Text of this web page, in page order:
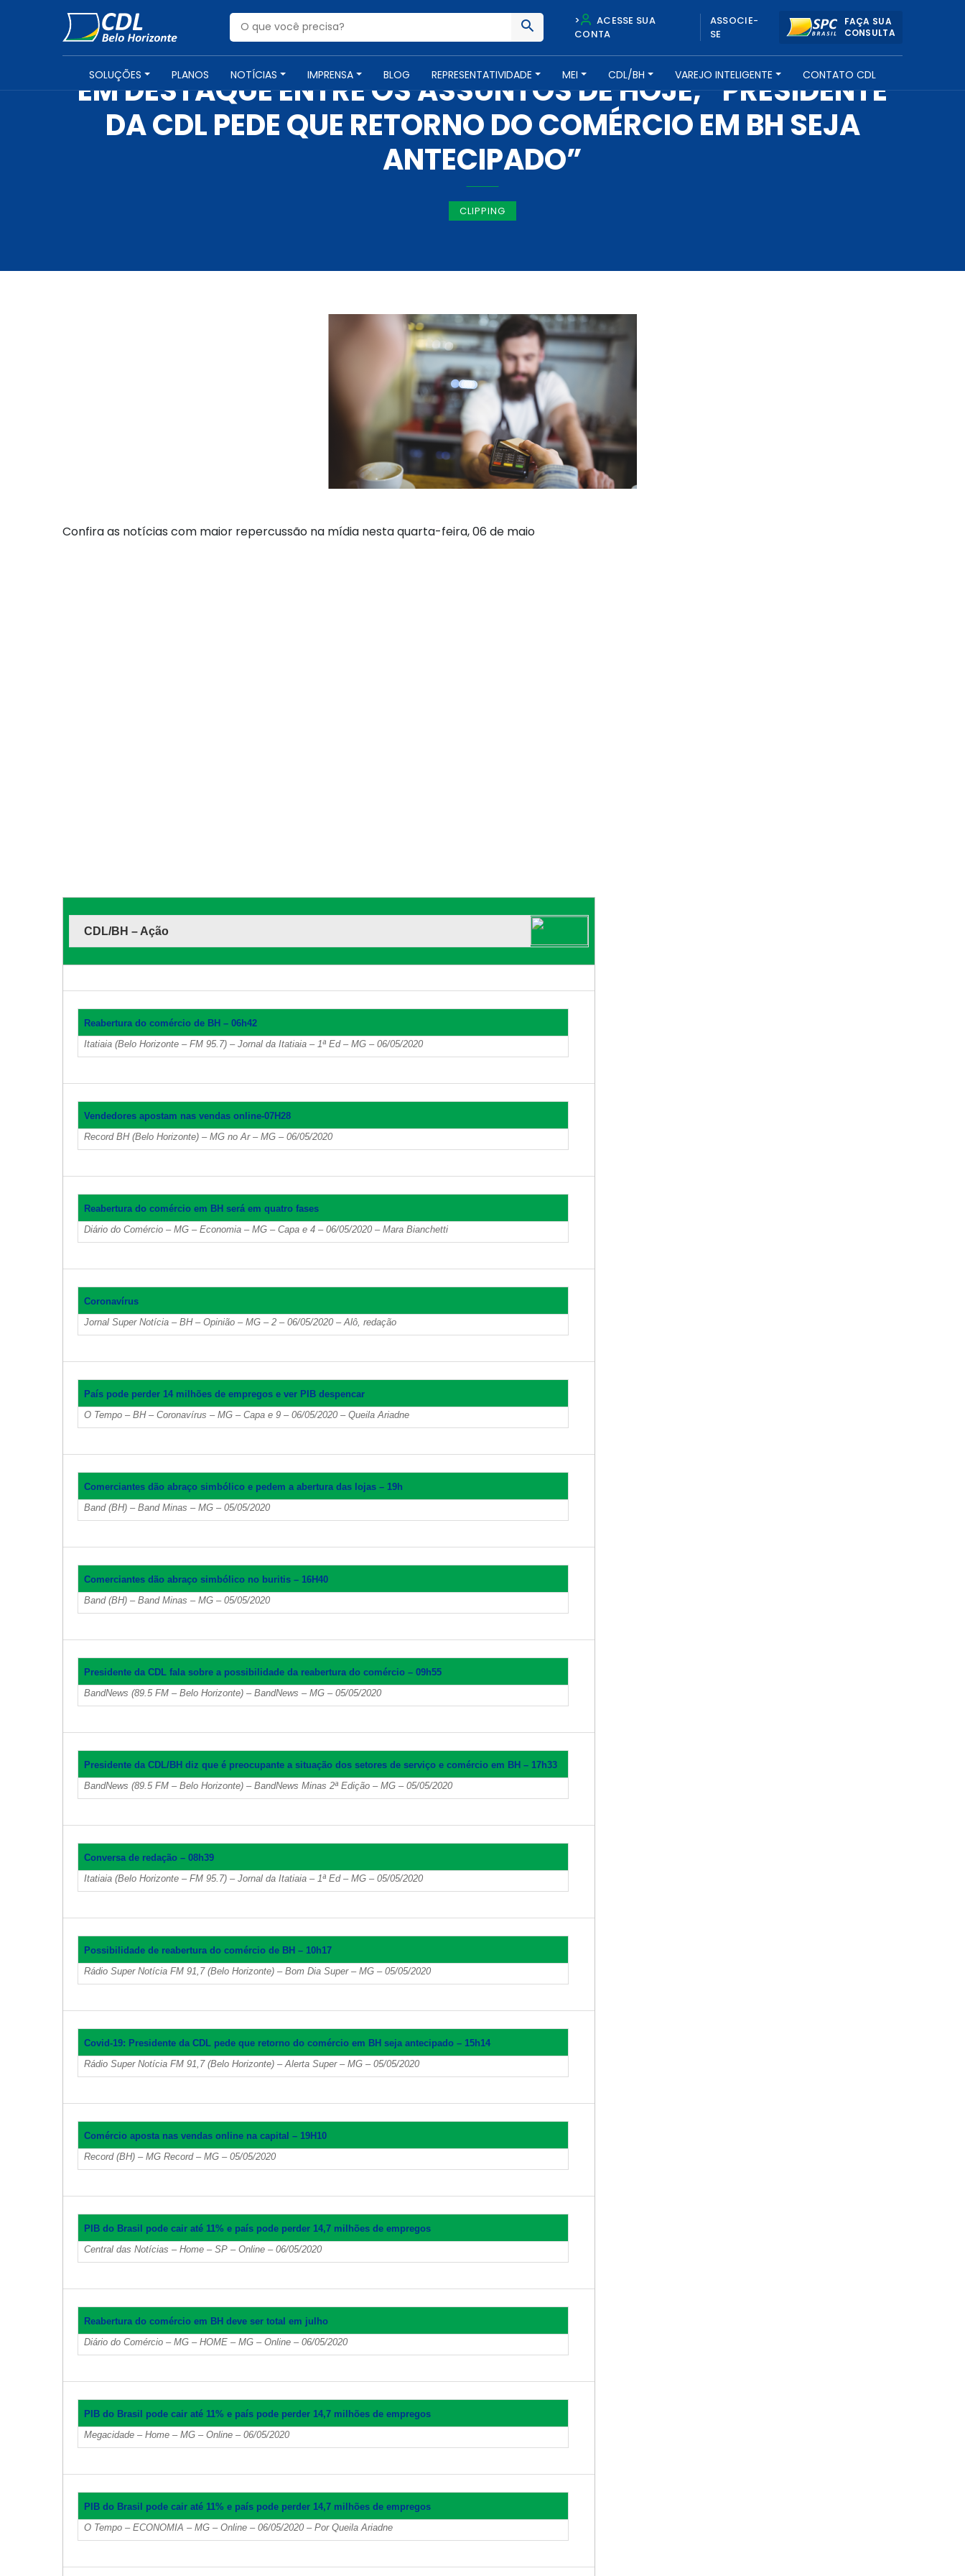
>
ACESSE SUA
CONTA
ASSOCIE-
SE
FAÇA SUA
CONSULTA
SOLUÇÕES PLANOS NOTÍCIAS IMPRENSA BLOG REPRESENTATIVIDADE MEI CDL/BH VAREJO INTELIGENTE CONTATO CDL
IMPRENSA -6 DE MAIO DE 2020
EM DESTAQUE ENTRE OS ASSUNTOS DE HOJE, ”PRESIDENTE
DA CDL PEDE QUE RETORNO DO COMÉRCIO EM BH SEJA
ANTECIPADO”
CLIPPING
Confira as notícias com maior repercussão na mídia nesta quarta-feira, 06 de maio
CDL/BH – Ação
Reabertura do comércio de BH – 06h42
Itatiaia (Belo Horizonte – FM 95.7) – Jornal da Itatiaia – 1ª Ed – MG – 06/05/2020
Vendedores apostam nas vendas online-07H28
Record BH (Belo Horizonte) – MG no Ar – MG – 06/05/2020
Reabertura do comércio em BH será em quatro fases
Diário do Comércio – MG – Economia – MG – Capa e 4 – 06/05/2020 – Mara Bianchetti
Coronavírus
Jornal Super Notícia – BH – Opinião – MG – 2 – 06/05/2020 – Alô, redação
País pode perder 14 milhões de empregos e ver PIB despencar
O Tempo – BH – Coronavírus – MG – Capa e 9 – 06/05/2020 – Queila Ariadne
Comerciantes dão abraço simbólico e pedem a abertura das lojas – 19h
Band (BH) – Band Minas – MG – 05/05/2020
Comerciantes dão abraço simbólico no buritis – 16H40
Band (BH) – Band Minas – MG – 05/05/2020
Presidente da CDL fala sobre a possibilidade da reabertura do comércio – 09h55
BandNews (89.5 FM – Belo Horizonte) – BandNews – MG – 05/05/2020
Presidente da CDL/BH diz que é preocupante a situação dos setores de serviço e comércio em BH – 17h33
BandNews (89.5 FM – Belo Horizonte) – BandNews Minas 2ª Edição – MG – 05/05/2020
Conversa de redação – 08h39
Itatiaia (Belo Horizonte – FM 95.7) – Jornal da Itatiaia – 1ª Ed – MG – 05/05/2020
Possibilidade de reabertura do comércio de BH – 10h17
Rádio Super Notícia FM 91,7 (Belo Horizonte) – Bom Dia Super – MG – 05/05/2020
Covid-19: Presidente da CDL pede que retorno do comércio em BH seja antecipado – 15h14
Rádio Super Notícia FM 91,7 (Belo Horizonte) – Alerta Super – MG – 05/05/2020
Comércio aposta nas vendas online na capital – 19H10
Record (BH) – MG Record – MG – 05/05/2020
PIB do Brasil pode cair até 11% e país pode perder 14,7 milhões de empregos
Central das Notícias – Home – SP – Online – 06/05/2020
Reabertura do comércio em BH deve ser total em julho
Diário do Comércio – MG – HOME – MG – Online – 06/05/2020
PIB do Brasil pode cair até 11% e país pode perder 14,7 milhões de empregos
Megacidade – Home – MG – Online – 06/05/2020
PIB do Brasil pode cair até 11% e país pode perder 14,7 milhões de empregos
O Tempo – ECONOMIA – MG – Online – 06/05/2020 – Por Queila Ariadne